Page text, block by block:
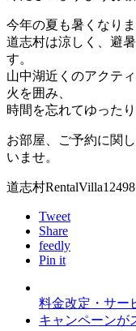
今年の夏も暑くなり
道志村は涼しく、避
す。
山中湖近くのアクテ
火を囲み、
時間を忘れてゆった
お部屋、ご予約に関
いませ。
道志村
Tweet
Share
feedly
Pin it
料金改定・サー
キャンペーンが